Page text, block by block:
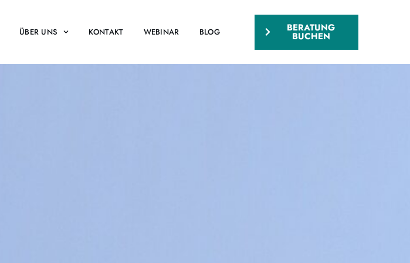
ÜBER UNS KONTAKT WEBINAR BLOG BERATUNG
BUCHEN